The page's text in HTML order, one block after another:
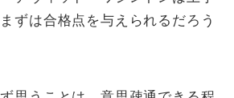
ずは合格点を与えられるだろう